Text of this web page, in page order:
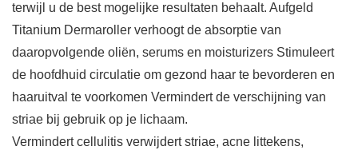
terwijl u de best mogelijke resultaten behaalt. Aufgeld
Titanium Dermaroller verhoogt de absorptie van
daaropvolgende oliën, serums en moisturizers Stimuleert
de hoofdhuid circulatie om gezond haar te bevorderen en
haaruitval te voorkomen Vermindert de verschijning van
striae bij gebruik op je lichaam.
Vermindert cellulitis verwijdert striae, acne littekens,